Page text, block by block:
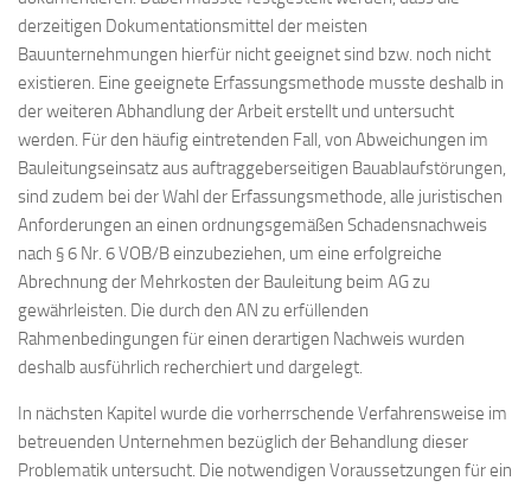
derzeitigen Dokumentationsmittel der meisten
Bauunternehmungen hierfür nicht geeignet sind bzw. noch nicht
existieren. Eine geeignete Erfassungsmethode musste deshalb in
der weiteren Abhandlung der Arbeit erstellt und untersucht
werden. Für den häufig eintretenden Fall, von Abweichungen im
Bauleitungseinsatz aus auftraggeberseitigen Bauablaufstörungen,
sind zudem bei der Wahl der Erfassungsmethode, alle juristischen
Anforderungen an einen ordnungsgemäßen Schadensnachweis
nach § 6 Nr. 6 VOB/B einzubeziehen, um eine erfolgreiche
Abrechnung der Mehrkosten der Bauleitung beim AG zu
gewährleisten. Die durch den AN zu erfüllenden
Rahmenbedingungen für einen derartigen Nachweis wurden
deshalb ausführlich recherchiert und dargelegt.
In nächsten Kapitel wurde die vorherrschende Verfahrensweise im
betreuenden Unternehmen bezüglich der Behandlung dieser
Problematik untersucht. Die notwendigen Voraussetzungen für ein